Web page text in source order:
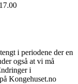
i periodene der en
også at vi må
i
Kongehuset.no